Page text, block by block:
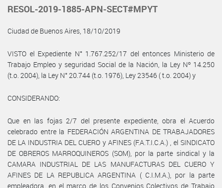
RESOL-2019-1885-APN-SECT#MPYT
Ciudad de Buenos Aires, 18/10/2019
VISTO el Expediente N° 1.767.252/17 del entonces Ministerio de
Trabajo Empleo y seguridad Social de la Nación, la Ley Nº 14.250
(t.o. 2004), la Ley N° 20.744 (t.o. 1976), Ley 23546 ( t.o. 2004) y
CONSIDERANDO:
Que en las fojas 2/7 del presente expediente, obra el Acuerdo
celebrado entre la FEDERACIÓN ARGENTINA DE TRABAJADORES
DE LA INDUSTRIA DEL CUERO y AFINES (F.A.T.I.C.A.) , el SINDICATO
DE OBREROS MARROQUINEROS (SOM), por la parte sindical y la
CAMARA INDUSTRIAL DE LAS MANUFACTURAS DEL CUERO Y
AFINES DE LA REPUBLICA ARGENTINA ( C.I.M.A.), por la parte
empleadora, en el marco de los Convenios Colectivos de Trabajo